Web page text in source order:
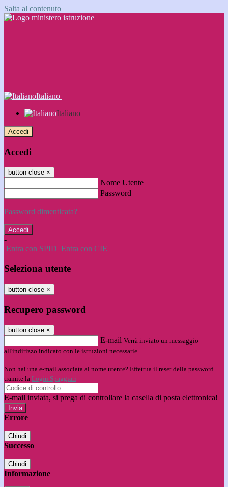
Salta al contenuto
Italiano
Italiano
Accedi
Accedi
button close ×
Nome Utente
Password
Password dimenticata?
-
Entra con SPID Entra con CIE
Seleziona utente
button close ×
Recupero password
button close ×
E-mail Verrà inviato un messaggio
all'indirizzo indicato con le istruzioni necessarie.
Non hai una e-mail associata al nome utente? Effettua il reset della password
tramite la Login Spaggiari
E-mail inviata, si prega di controllare la casella di posta elettronica!
Errore
Chiudi
Successo
Chiudi
Informazione